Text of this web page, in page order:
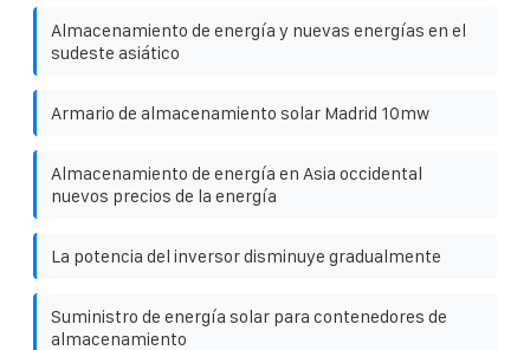
Almacenamiento de energía y nuevas energías en el
sudeste asiático
Armario de almacenamiento solar Madrid 10mw
Almacenamiento de energía en Asia occidental
nuevos precios de la energía
La potencia del inversor disminuye gradualmente
Suministro de energía solar para contenedores de
almacenamiento